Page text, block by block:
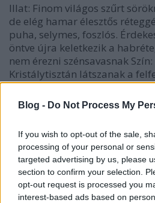
Blog - Do Not Process My
If you wish to opt-out of the sale,
processing of your personal or
targeted advertising by us, please
section to confirm your selection.
opt-out request is processed you
interest-based ads based on
Illat: Finom világos szűrt
de elég hamar élesztős
puha, selymes, foszlós.
öntve újra keletkezik a
nem érezni szénsavasnak
Kristálytisztán látszanak a